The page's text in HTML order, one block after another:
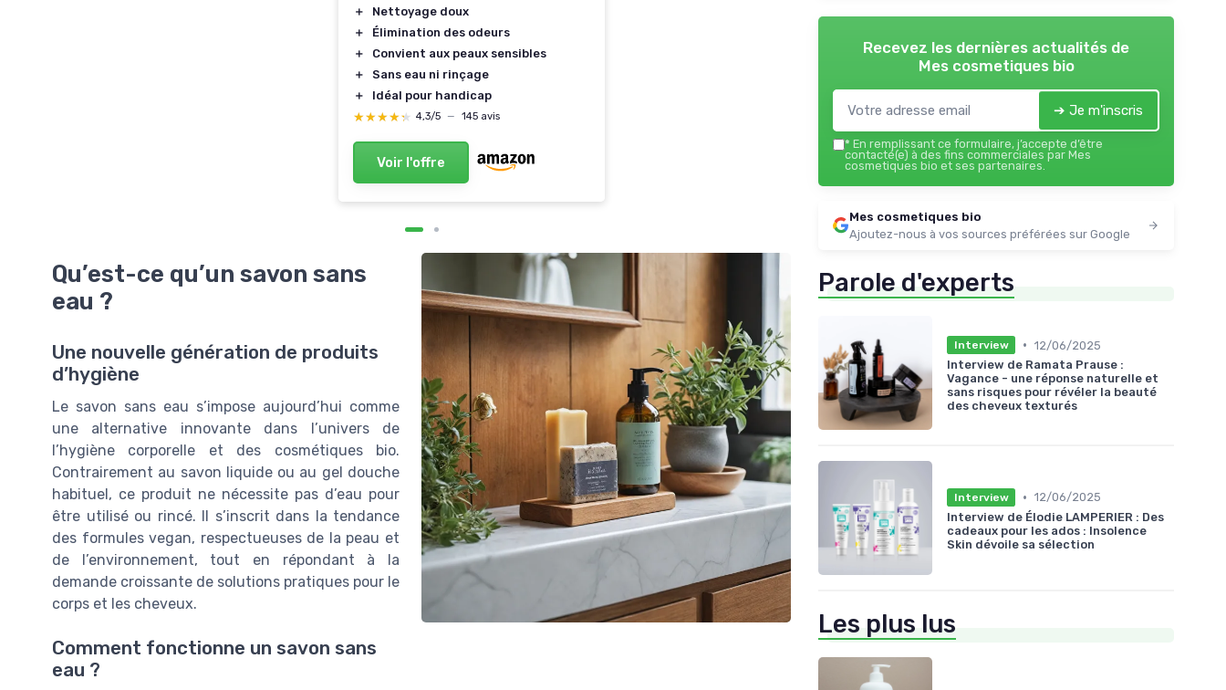
＋
Nettoyage doux
＋
Élimination des odeurs
＋
Convient aux peaux sensibles
＋
Sans eau ni rinçage
＋
Idéal pour handicap
★★★★★
★★★★★ 4,3/5 — 145 avis
Voir l'offre
Qu’est-ce qu’un savon sans
eau ?
Une nouvelle génération de produits
d’hygiène
Le savon sans eau s’impose aujourd’hui comme
une alternative innovante dans l’univers de
l’hygiène corporelle et des cosmétiques bio.
Contrairement au savon liquide ou au gel douche
habituel, ce produit ne nécessite pas d’eau pour
être utilisé ou rincé. Il s’inscrit dans la tendance
des formules vegan, respectueuses de la peau et
de l’environnement, tout en répondant à la
demande croissante de solutions pratiques pour le
corps et les cheveux.
Comment fonctionne un savon sans
eau ?
Recevez les dernières actualités de
Mes cosmetiques bio
➔ Je m'inscris
* En remplissant ce formulaire, j’accepte d’être
contacté(e) à des fins commerciales par Mes
cosmetiques bio et ses partenaires.
Mes cosmetiques bio
Ajoutez-nous à vos sources préférées sur Google
Parole d'experts
Interview • 12/06/2025
Interview de Ramata Prause :
Vagance - une réponse naturelle et
sans risques pour révéler la beauté
des cheveux texturés
Interview • 12/06/2025
Interview de Élodie LAMPERIER : Des
cadeaux pour les ados : Insolence
Skin dévoile sa sélection
Les plus lus